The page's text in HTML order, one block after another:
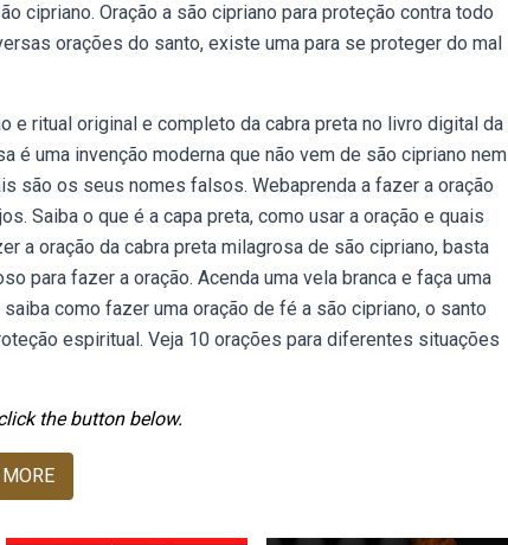
cipriano. Oração a são cipriano para proteção contra todo
orações do santo, existe uma para se proteger do mal
ritual original e completo da cabra preta no livro digital da
é uma invenção moderna que não vem de são cipriano nem
são os seus nomes falsos. Webaprenda a fazer a oração
Saiba o que é a capa preta, como usar a oração e quais
a oração da cabra preta milagrosa de são cipriano, basta
para fazer a oração. Acenda uma vela branca e faça uma
como fazer uma oração de fé a são cipriano, o santo
espiritual. Veja 10 orações para diferentes situações
the button below.